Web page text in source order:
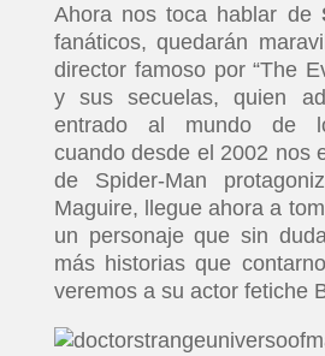
Ahora nos toca hablar de
fanáticos, quedarán
director famoso por “The
y sus secuelas, quien
entrado al mundo de
cuando desde el 2002 nos
de Spider-Man
Maguire, llegue ahora a
un personaje que sin
más historias que
veremos a su actor fetiche